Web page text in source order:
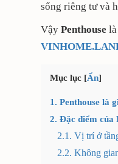
sống riêng tư và
Vậy Penthouse
Mục lục [Ẩn]
1. Penthouse là
2. Đặc điểm của
2.1. Vị trí ở
2.2. Không